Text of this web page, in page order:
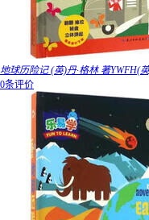
地球历险记 (英)丹·格林 著YWFH(
0条评价